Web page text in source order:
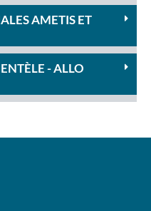
AMETIS ET
- ALLO